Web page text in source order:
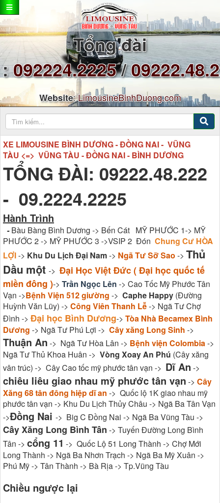
Tổng đài
:092224.2225/
Website:LimousineBinhDuong.com
XE LIMOUSINE BÌNH DƯƠNG - ĐỒNG NAI - VŨNG
TÀU <=> VŨNG TÀU - ĐỒNG NAI - BÌNH DƯƠNG
TỔNG ĐÀI: 09222.48.222
- 09.2224.2225
Hành Trình
-Bàu Bàng Bình Dương -> Bến Cát MỸ PHƯỚC 1-> MỸ
PHƯỚC 2 -> MỸ PHƯỚC 3 ->VSIP 2 Đón Chung Cư HÒA
LỢI-> Khu Du Lịch Đại Nam-> Ngã Tư Sỡ Sao -> Thủ
Dầu một -> Đại Học Việt Đức ( Đại học quốc tế
miền đông )-> Trần Ngọc Lên -> Cao Tốc Mỹ Phước Tân
Vạn ->Bệnh Viện 512 giường -> Caphe Happy (Đường
Huỳnh Văn Lũy) -> Công Viên Thanh Lễ-> Ngã Tư Chợ
Đình -> Đại học Bình Dương-> Tòa Nhà Becamex Bình
Dương -> Ngã Tư Phú Lợi -> Cây xăng Long Sinh ->
Thuận An -> Ngã Tư Hòa Lân -> Bệnh viện Colombia->
Ngã Tư Thủ Khoa Huân -> Vòng Xoay An Phú (Cây xăng
vân trúc) -> Cây Cao tốc mỹ phước tân vạn -> Dĩ An ->
chiêu liêu giao nhau mỹ phước tân vạn -> Cây
Xăng 68 tân đông hiệp dĩ an -> Quốc lộ 1K giao nhau mỹ
phước tân vạn -> Khu Du Lịch Thủy Châu -> Ngã Ba Tân Vạn
->Đồng Nai -> Big C Đồng Nai -> Ngã Ba Vũng Tàu ->
Cây Xăng Long Bình Tân -> Tuyến Đường Long Bình
Tân -> cổng 11 -> Quốc Lộ 51 Long Thành -> Chợ Mới
Long Thành -> Ngã Ba Nhơn Trạch -> Ngã Ba Mỹ Xuân ->
Phú Mỹ -> Tân Thành -> Bà Rịa -> Tp.Vũng Tàu
Chiều ngược lại